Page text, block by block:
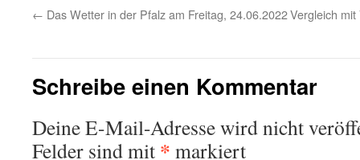
← Das Wetter in der Pfalz am Freitag, 24.06.2022Vergleich
Schreibe einen Kommentar
Deine E-Mail-Adresse wird nicht
Felder sind mit * markiert